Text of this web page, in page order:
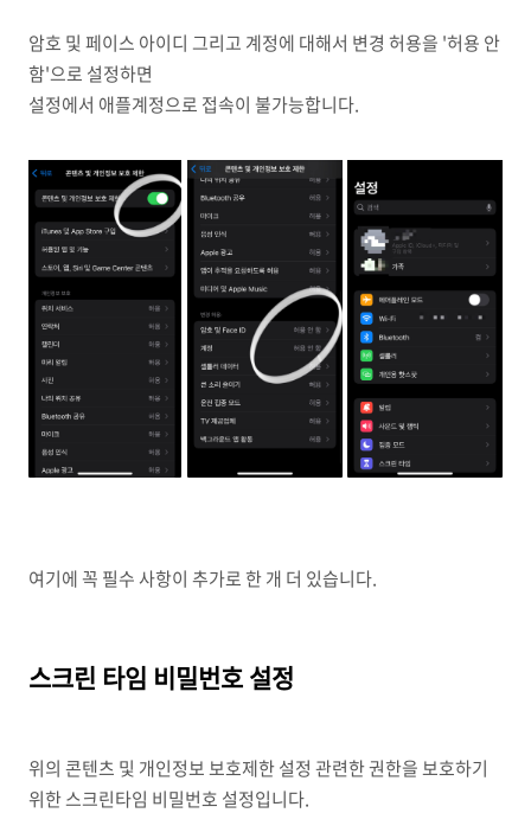
암호 및 페이스 아이디 그리고 계정에 대해서 변경 허용을 '허용 안
함'으로 설정하면
설정에서 애플계정으로 접속이 불가능합니다.
여기에 꼭 필수 사항이 추가로 한 개 더 있습니다.
스크린 타임 비밀번호 설정
위의 콘텐츠 및 개인정보 보호제한 설정 관련한 권한을 보호하기
위한 스크린타임 비밀번호 설정입니다.